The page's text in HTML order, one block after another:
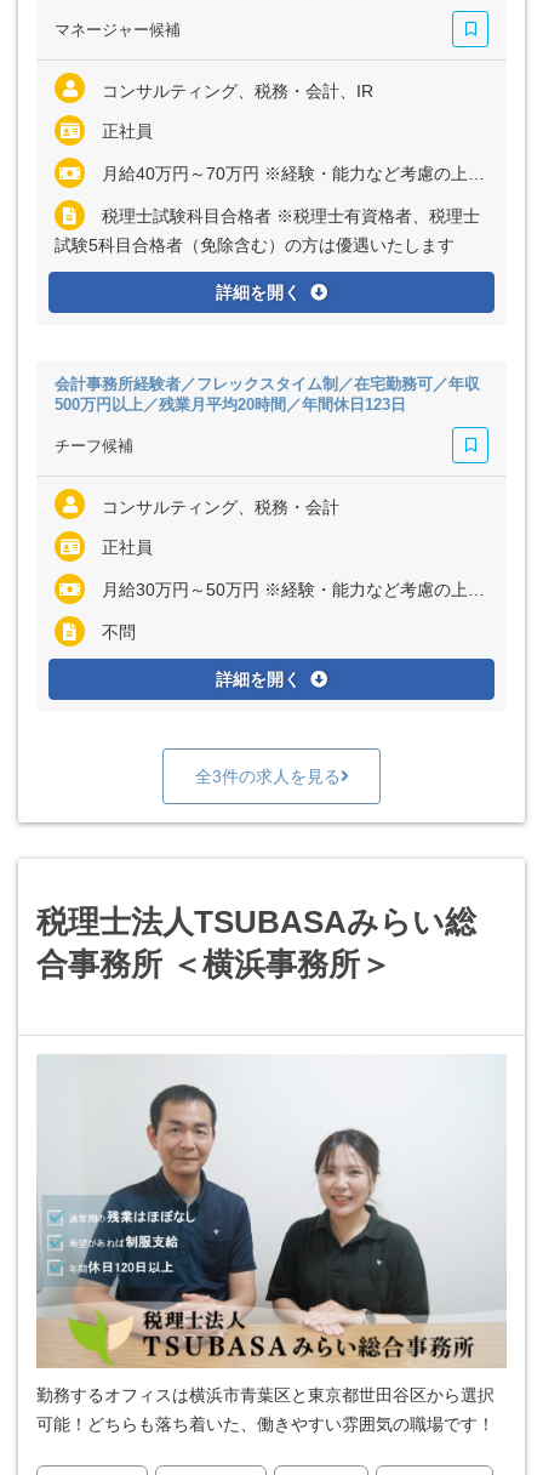
マネージャー候補
コンサルティング、税務・会計、IR
正社員
月給40万円～70万円 ※経験・能力など考慮の上、決定いたします ※残業代は全額支給
税理士試験科目合格者 ※税理士有資格者、税理士
試験5科目合格者（免除含む）の方は優遇いたします
詳細を開く
会計事務所経験者／フレックスタイム制／在宅勤務可／年収
500万円以上／残業月平均20時間／年間休日123日
チーフ候補
コンサルティング、税務・会計
正社員
月給30万円～50万円 ※経験・能力など考慮の上、決定いたします ※残業代は全額支給
不問
詳細を開く
全3件の求人を見る
税理士法人TSUBASAみらい総
合事務所 ＜横浜事務所＞
勤務するオフィスは横浜市青葉区と東京都世田谷区から選択
可能！どちらも落ち着いた、働きやすい雰囲気の職場です！